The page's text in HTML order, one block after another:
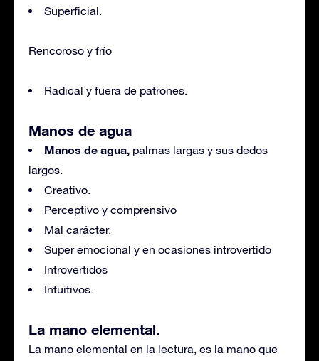
Superficial.
Rencoroso y frío
Radical y fuera de patrones.
Manos de agua
Manos de agua, palmas largas y sus dedos
largos.
Creativo.
Perceptivo y comprensivo
Mal carácter.
Super emocional y en ocasiones introvertido
Introvertidos
Intuitivos.
La mano elemental.
La mano elemental en la lectura, es la mano que